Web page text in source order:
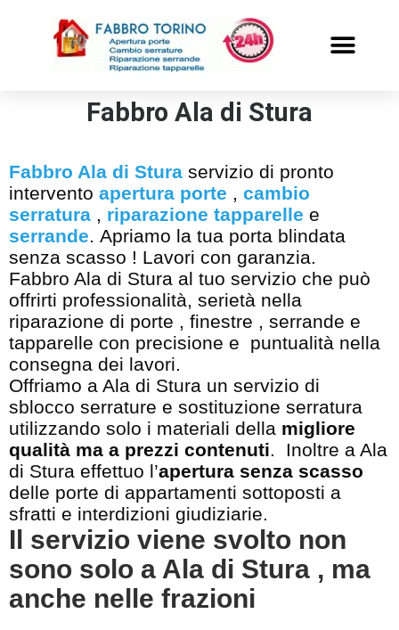
Fabbro Ala di Stura
Fabbro Ala di Stura servizio di pronto
intervento apertura porte , cambio
serratura , riparazione tapparelle e
serrande. Apriamo la tua porta blindata
senza scasso ! Lavori con garanzia.
Fabbro Ala di Stura al tuo servizio che può
offrirti professionalità, serietà nella
riparazione di porte , finestre , serrande e
tapparelle con precisione e puntualità nella
consegna dei lavori.
Offriamo a Ala di Stura un servizio di
sblocco serrature e sostituzione serratura
utilizzando solo i materiali della migliore
qualità ma a prezzi contenuti. Inoltre a Ala
di Stura effettuo l’apertura senza scasso
delle porte di appartamenti sottoposti a
sfratti e interdizioni giudiziarie.
Il servizio viene svolto non
sono solo a Ala di Stura , ma
anche nelle frazioni